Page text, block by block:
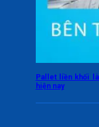
Pallet liền khối
hiện nay